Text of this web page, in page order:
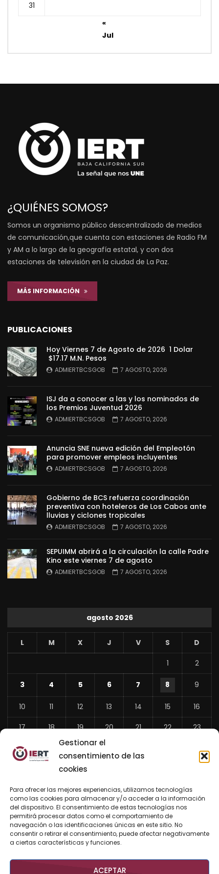
Gestionar el
consentimiento de las
cookies
Para ofrecer las mejores experiencias, utilizamos tecnologías
como las cookies para almacenar y/o acceder a la información
del dispositivo. El consentimiento de estas tecnologías nos
permitirá procesar datos como el comportamiento de
navegación o las identificaciones únicas en este sitio. No
consentir o retirar el consentimiento, puede afectar negativamente
a ciertas características y funciones.
ACEPTAR
31
«
Jul
¿QUIÉNES SOMOS?
Somos un organismo público descentralizado de medios
de comunicación,que cuenta con estaciones de Radio FM
y AM a lo largo de la geografía estatal, y con dos
estaciones de televisión en la ciudad de La Paz.
MÁS INFORMACIÓN
PUBLICACIONES
Hoy Viernes 7 de Agosto de 2026 1 Dolar
$17.17 M.N. Pesos
ADMIERTBCSGOB 7 AGOSTO, 2026
ISJ da a conocer a las y los nominados de
los Premios Juventud 2026
ADMIERTBCSGOB 7 AGOSTO, 2026
Anuncia SNE nueva edición del Empleotón
para promover empleos incluyentes
ADMIERTBCSGOB 7 AGOSTO, 2026
Gobierno de BCS refuerza coordinación
preventiva con hoteleros de Los Cabos ante
lluvias y ciclones tropicales
ADMIERTBCSGOB 7 AGOSTO, 2026
SEPUIMM abrirá a la circulación la calle Padre
Kino este viernes 7 de agosto
ADMIERTBCSGOB 7 AGOSTO, 2026
agosto 2026
L M X J V S D
1 2
3 4 5 6 7 8 9
10 11 12 13 14 15 16
17 18 19 20 21 22 23
24 26 27
«
Jul
BUSCAR AHORA